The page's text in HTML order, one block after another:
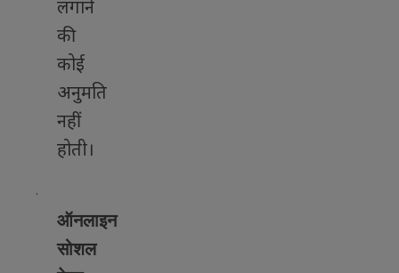
लगाने
की
कोई
अनुमति
नहीं
होती।
·
ऑनलाइन
सोशल